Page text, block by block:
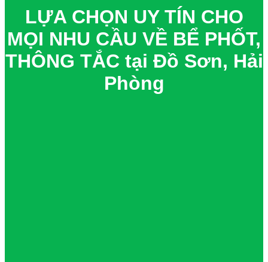
LỰA CHỌN UY TÍN CHO
MỌI NHU CẦU VỀ BỂ PHỐT,
THÔNG TẮC tại Đồ Sơn, Hải
Phòng